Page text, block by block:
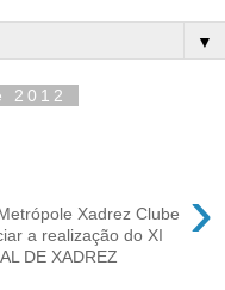
▼
2012
›
Xadrez Clube
a realização do XI
DE XADREZ